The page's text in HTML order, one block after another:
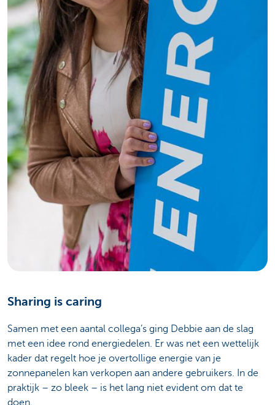
Sharing is caring
Samen met een aantal collega’s ging Debbie aan de slag
met een idee rond energiedelen. Er was net een wettelijk
kader dat regelt hoe je overtollige energie van je
zonnepanelen kan verkopen aan andere gebruikers. In de
praktijk – zo bleek – is het lang niet evident om dat te